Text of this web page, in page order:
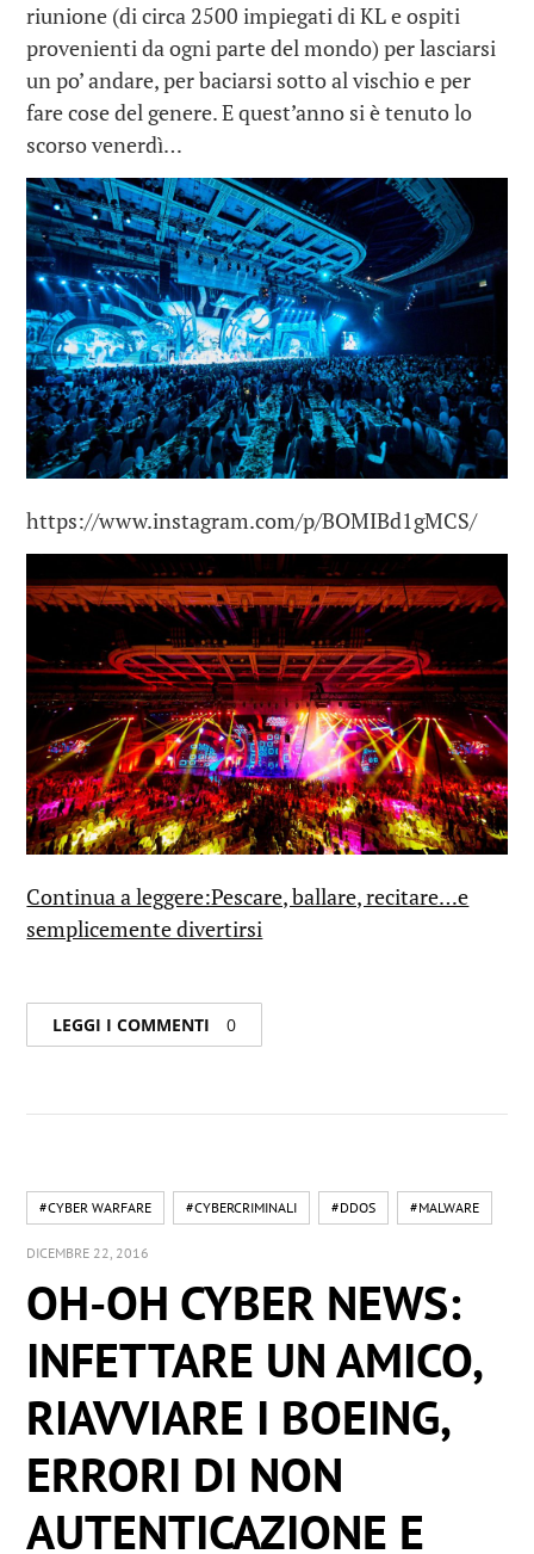
riunione (di circa 2500 impiegati di KL e ospiti
provenienti da ogni parte del mondo) per lasciarsi
un po’ andare, per baciarsi sotto al vischio e per
fare cose del genere. E quest’anno si è tenuto lo
scorso venerdì…
https://www.instagram.com/p/BOMIBd1gMCS/
Continua a leggere:Pescare, ballare, recitare…e
semplicemente divertirsi
LEGGI I COMMENTI 0
#CYBER WARFARE #CYBERCRIMINALI #DDOS #MALWARE
DICEMBRE 22, 2016
OH-OH CYBER NEWS:
INFETTARE UN AMICO,
RIAVVIARE I BOEING,
ERRORI DI NON
AUTENTICAZIONE E